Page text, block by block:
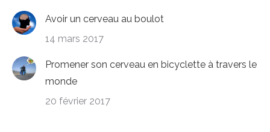
Avoir un cerveau au boulot
14 mars 2017
Promener son cerveau en bicyclette à travers le
monde
20 février 2017